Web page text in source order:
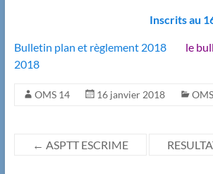
Inscrits au
Bulletin plan et règlement 2018 le
2018
OMS 14 16 janvier 2018
← ASPTT ESCRIME